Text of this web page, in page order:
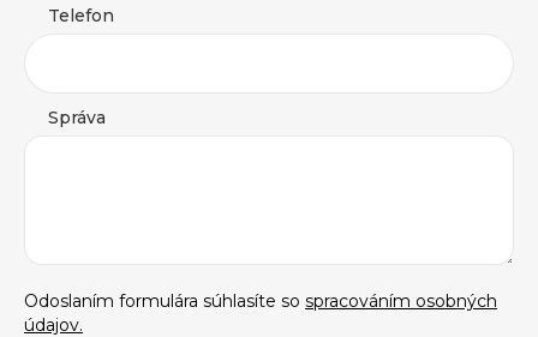
Telefon
Správa
Odoslaním formulára súhlasíte so spracováním osobných
údajov.